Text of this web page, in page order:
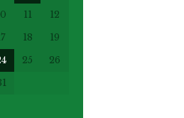
11
12
18
19
25
26